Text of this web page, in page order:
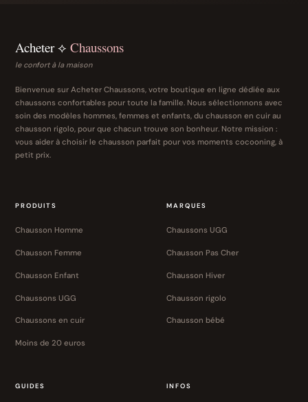
Acheter ⟡ Chaussons
le confort à la maison
Bienvenue sur Acheter Chaussons, votre boutique en ligne dédiée aux
chaussons confortables pour toute la famille. Nous sélectionnons avec
soin des modèles hommes, femmes et enfants, du chausson en cuir au
chausson rigolo, pour que chacun trouve son bonheur. Notre mission :
vous aider à choisir le chausson parfait pour vos moments cocooning, à
petit prix.
PRODUITS
Chausson Homme
Chausson Femme
Chausson Enfant
Chaussons UGG
Chaussons en cuir
Moins de 20 euros
MARQUES
Chaussons UGG
Chausson Pas Cher
Chausson Hiver
Chausson rigolo
Chausson bébé
GUIDES INFOS